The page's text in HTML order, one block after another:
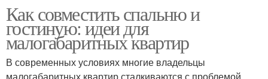
Как совместить спальню и
гостиную: идеи для
малогабаритных квартир
В современных условиях многие владельцы